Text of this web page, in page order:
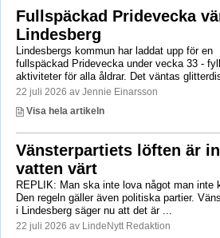
Fullspäckad Pridevecka
Lindesberg
Lindesbergs kommun har laddat upp för en
fullspäckad Pridevecka under vecka 33 -
aktiviteter för alla åldrar. Det väntas
22 juli 2026 av Jennie Einarsson
Visa hela artikeln
Vänsterpartiets löften är
vatten värt
REPLIK: Man ska inte lova något man inte
Den regeln gäller även politiska partier.
i Lindesberg säger nu att det är ...
22 juli 2026 av LindeNytt Redaktion